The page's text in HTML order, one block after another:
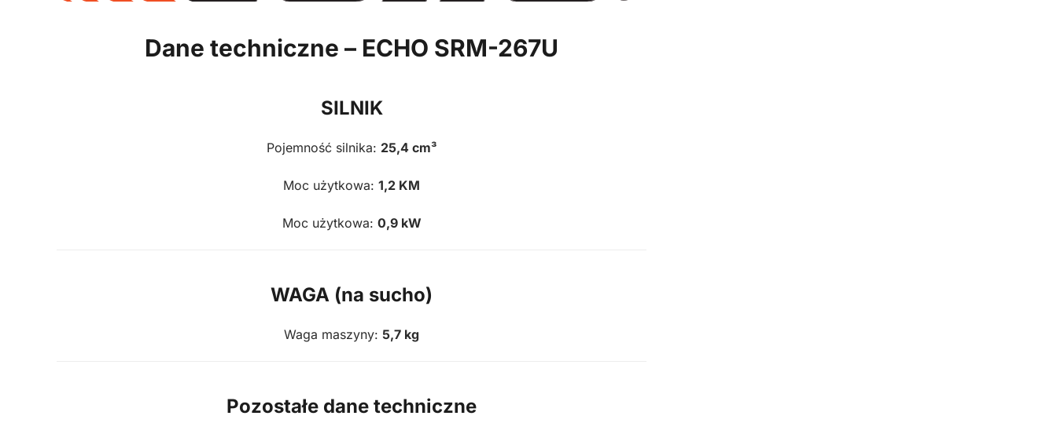
Dane techniczne – ECHO SRM-267U
SILNIK
Pojemność silnika: 25,4 cm³
Moc użytkowa: 1,2 KM
Moc użytkowa: 0,9 kW
WAGA (na sucho)
Waga maszyny: 5,7 kg
Pozostałe dane techniczne